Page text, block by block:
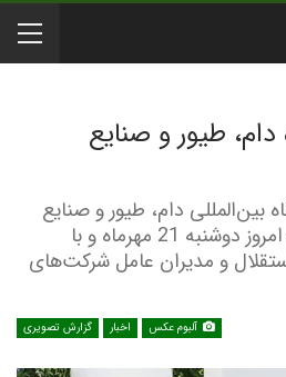
دام، طیور و صنایع
بین‌المللی دام، طیور و صنایع
وابسته تهران ۱۴۰۴، صبح امروز دوشنبه 21 مهرماه و با
و مدیران عامل شرکت‌های
آلبوم عکس اخبار گزارش تصویری